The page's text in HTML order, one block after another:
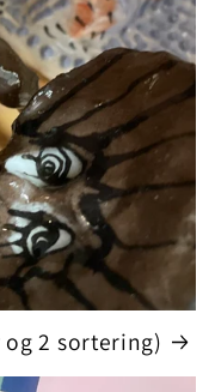
2 sortering)